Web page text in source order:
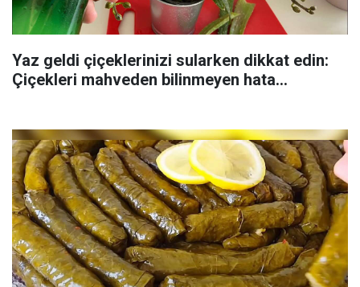
Yaz geldi çiçeklerinizi sularken dikkat edin:
Çiçekleri mahveden bilinmeyen hata...